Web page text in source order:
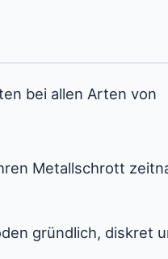
bei allen Arten von
Metallschrott
gründlich, diskret